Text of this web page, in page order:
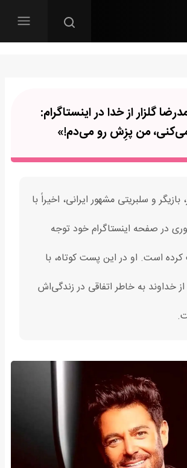
گلزار از خدا در اینستاگرام:
من پزِش رو می‌دم!»
و سلبریتی مشهور ایرانی، اخیراً با
در صفحه اینستاگرام خود توجه
کرده است. او در این پست کوتاه، با
خداوند به خاطر اتفاقی در زندگی‌اش